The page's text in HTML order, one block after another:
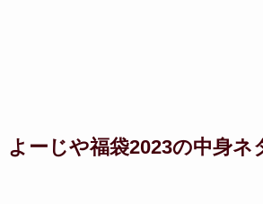
よーじや福袋2023の中身ネ